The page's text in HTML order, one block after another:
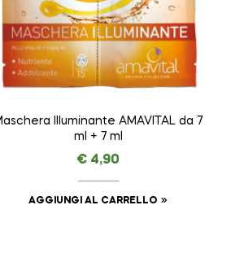
Illuminante AMAVITAL da 7
ml + 7 ml
€ 4,90
AGGIUNGI AL CARRELLO